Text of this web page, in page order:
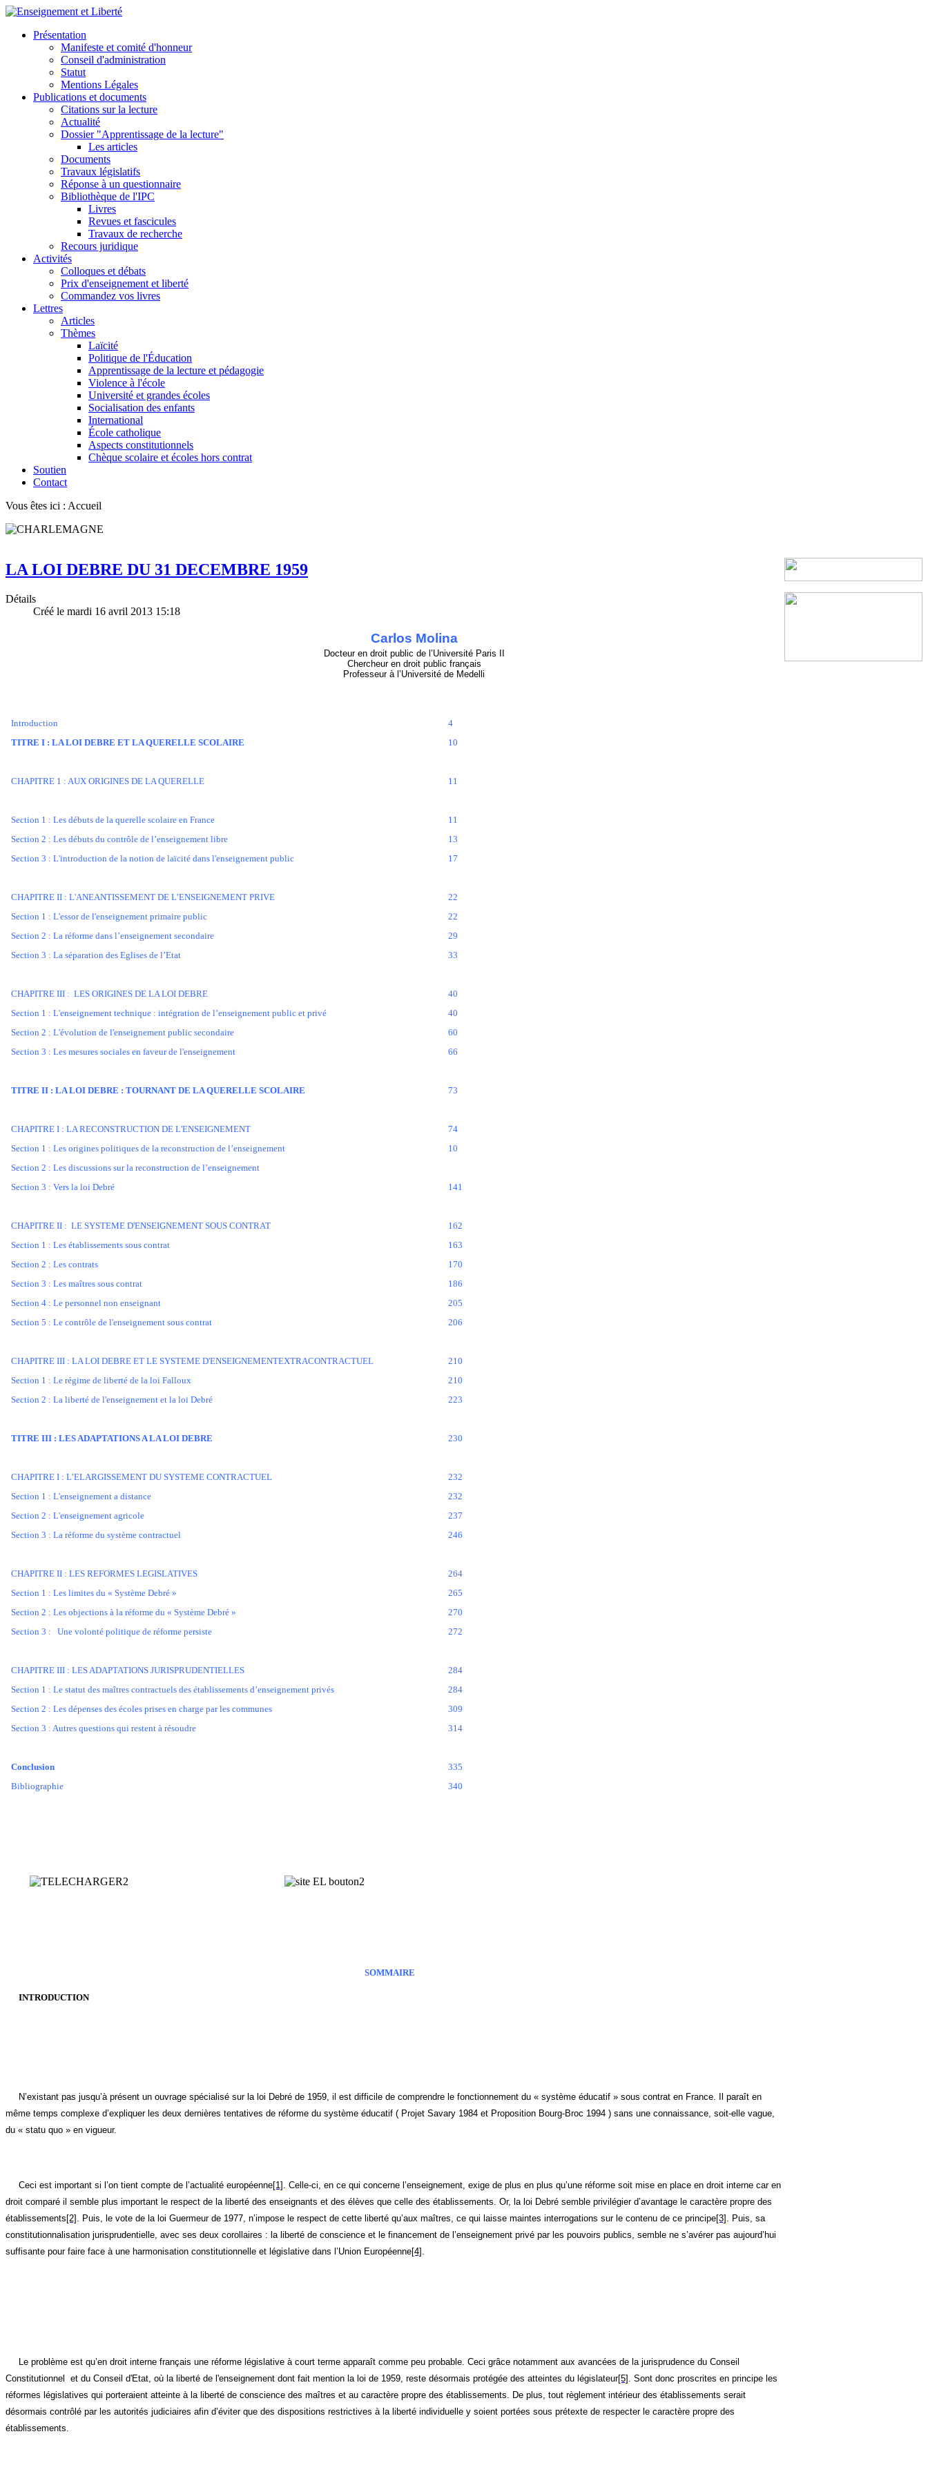
Présentation
Manifeste et comité d'honneur
Conseil d'administration
Statut
Mentions Légales
Publications et documents
Citations sur la lecture
Actualité
Dossier "Apprentissage de la lecture"
Les articles
Documents
Travaux législatifs
Réponse à un questionnaire
Bibliothèque de l'IPC
Livres
Revues et fascicules
Travaux de recherche
Recours juridique
Activités
Colloques et débats
Prix d'enseignement et liberté
Commandez vos livres
Lettres
Articles
Thèmes
Laïcité
Politique de l'Éducation
Apprentissage de la lecture et pédagogie
Violence à l'école
Université et grandes écoles
Socialisation des enfants
International
École catholique
Aspects constitutionnels
Chèque scolaire et écoles hors contrat
Soutien
Contact
Vous êtes ici : Accueil
LA LOI DEBRE DU 31 DECEMBRE 1959
Détails
Créé le mardi 16 avril 2013 15:18
Carlos Molina
Docteur en droit public de l’Université Paris II
Chercheur en droit public français
Professeur à l’Université de Medelli
Introduction
4
TITRE I : LA LOI DEBRE ET LA QUERELLE SCOLAIRE
10
CHAPITRE 1 : AUX ORIGINES DE LA QUERELLE 11
Section 1 : Les débuts de la querelle scolaire en France
11
Section 2 : Les débuts du contrôle de l’enseignement libre
13
Section 3 : L'introduction de la notion de laïcité dans l'enseignement public
17
CHAPITRE II : L'ANEANTISSEMENT DE L’ENSEIGNEMENT PRIVE
22
Section 1 : L'essor de l'enseignement primaire public
22
Section 2 : La réforme dans l’enseignement secondaire
29
Section 3 : La séparation des Eglises de l’Etat
33
CHAPITRE III : LES ORIGINES DE LA LOI DEBRE
40
Section 1 : L'enseignement technique : intégration de l’enseignement public et privé
40
Section 2 : L'évolution de l'enseignement public secondaire
60
Section 3 : Les mesures sociales en faveur de l'enseignement
66
TITRE II : LA LOI DEBRE : TOURNANT DE LA QUERELLE SCOLAIRE 73
CHAPITRE I : LA RECONSTRUCTION DE L'ENSEIGNEMENT
74
Section 1 : Les origines politiques de la reconstruction de l’enseignement
10
Section 2 : Les discussions sur la reconstruction de l’enseignement
Section 3 : Vers la loi Debré
141
CHAPITRE II : LE SYSTEME D'ENSEIGNEMENT SOUS CONTRAT
162
Section 1 : Les établissements sous contrat
163
Section 2 : Les contrats
170
Section 3 : Les maîtres sous contrat
186
Section 4 : Le personnel non enseignant
205
Section 5 : Le contrôle de l'enseignement sous contrat
206
CHAPITRE III : LA LOI DEBRE ET LE SYSTEME D'ENSEIGNEMENTEXTRACONTRACTUEL
210
Section 1 : Le régime de liberté de la loi Falloux
210
Section 2 : La liberté de l'enseignement et la loi Debré
223
TITRE III : LES ADAPTATIONS A LA LOI DEBRE 230
CHAPITRE I : L’ELARGISSEMENT DU SYSTEME CONTRACTUEL
232
Section 1 : L'enseignement a distance
232
Section 2 : L'enseignement agricole
237
Section 3 : La réforme du système contractuel
246
CHAPITRE II : LES REFORMES LEGISLATIVES
264
Section 1 : Les limites du « Système Debré »
265
Section 2 : Les objections à la réforme du « Système Debré »
270
Section 3 : Une volonté politique de réforme persiste
272
CHAPITRE III : LES ADAPTATIONS JURISPRUDENTIELLES
284
Section 1 : Le statut des maîtres contractuels des établissements d’enseignement privés
284
Section 2 : Les dépenses des écoles prises en charge par les communes
309
Section 3 : Autres questions qui restent à résoudre
314
Conclusion
335
Bibliographie
340
SOMMAIRE
INTRODUCTION
N’existant pas jusqu’à présent un ouvrage spécialisé sur la loi Debré de 1959, il est difficile de comprendre le fonctionnement du « système éducatif » sous contrat en France. Il paraît en
même temps complexe d’expliquer les deux dernières tentatives de réforme du système éducatif ( Projet Savary 1984 et Proposition Bourg-Broc 1994 ) sans une connaissance, soit-elle vague,
du « statu quo » en vigueur.
Ceci est important si l’on tient compte de l’actualité européenne[1] . Celle-ci, en ce qui concerne l’enseignement, exige de plus en plus qu’une réforme soit mise en place en droit interne car en
droit comparé il semble plus important le respect de la liberté des enseignants et des élèves que celle des établissements. Or, la loi Debré semble privilégier d’avantage le caractère propre des
établissements[2] . Puis, le vote de la loi Guermeur de 1977, n’impose le respect de cette liberté qu’aux maîtres, ce qui laisse maintes interrogations sur le contenu de ce principe[3] . Puis, sa
constitutionnalisation jurisprudentielle, avec ses deux corollaires : la liberté de conscience et le financement de l’enseignement privé par les pouvoirs publics, semble ne s’avérer pas aujourd’hui
suffisante pour faire face à une harmonisation constitutionnelle et législative dans l’Union Européenne[4]
Le problème est qu’en droit interne français une réforme législative à court terme apparaît comme peu probable. Ceci grâce notamment aux avancées de la jurisprudence du Conseil
Constitutionnel et du Conseil d'Etat, où la liberté de l'enseignement dont fait mention la loi de 1959, reste désormais protégée des atteintes du législateur[5] . Sont donc proscrites en principe les
réformes législatives qui porteraient atteinte à la liberté de conscience des maîtres et au caractère propre des établissements. De plus, tout règlement intérieur des établissements serait
désormais contrôlé par les autorités judiciaires afin d’éviter que des dispositions restrictives à la liberté individuelle y soient portées sous prétexte de respecter le caractère propre des
établissements.